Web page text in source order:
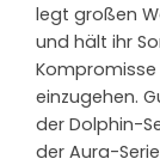
legt großen
und hält ihr
einzugehen.
der Dolphin-
der Aura-